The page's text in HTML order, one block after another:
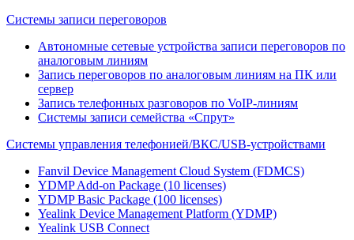
Системы записи переговоров
Автономные сетевые устройства записи переговоров по
аналоговым линиям
Запись переговоров по аналоговым линиям на ПК или
сервер
Запись телефонных разговоров по VoIP-линиям
Системы записи семейства «Спрут»
Системы управления телефонией/ВКС/USB-устройствами
Fanvil Device Management Cloud System (FDMCS)
YDMP Add-on Package (10 licenses)
YDMP Basic Package (100 licenses)
Yealink Device Management Platform (YDMP)
Yealink USB Connect